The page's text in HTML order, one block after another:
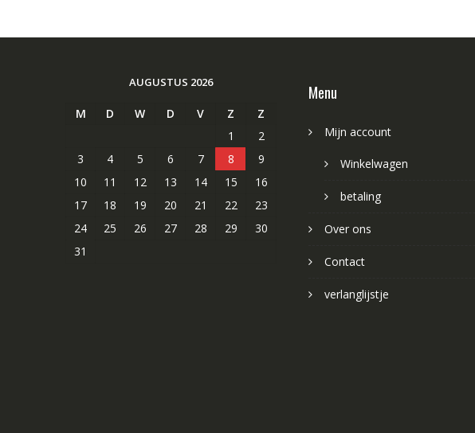
AUGUSTUS 2026
M D W D V Z
Z
1
2
3
4 5 6 7 8
9
10
11 12 13 14 15
16
17
18 19 20 21 22
23
24
25 26 27 28 29
30
31
Menu
Mijn account
Winkelwagen
betaling
Over ons
Contact
verlanglijstje